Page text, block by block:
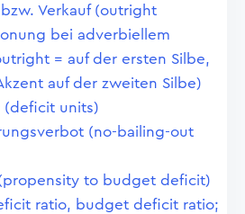
Verkauf (outright
bei adverbiellem
= auf der ersten Silbe,
auf der zweiten Silbe)
(deficit units)
(no-bailing-out
to budget deficit)
ratio, budget deficit ratio;